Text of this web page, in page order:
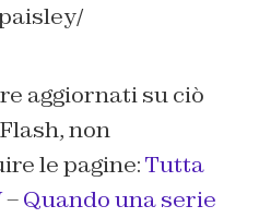
aggiornati su ciò
non
le pagine:Tutta
–Quando una serie